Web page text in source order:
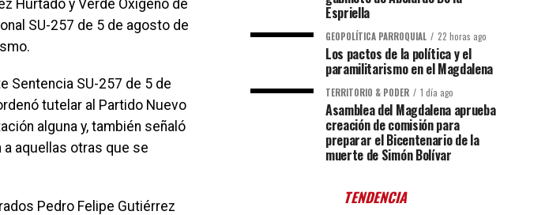
Hurtado y Verde Oxígeno de
SU-257 de 5 de agosto de
Sentencia SU-257 de 5 de
tutelar al Partido Nuevo
alguna y, también señaló
aquellas otras que se
Pedro Felipe Gutiérrez
Espriella
GEOPOLÍTICA PARROQUIAL 22 horas ago
Los pactos de la política y el
paramilitarismo en el Magdalena
TERRITORIO & PODER 1 día ago
Asamblea del Magdalena aprueba
creación de comisión para
preparar el Bicentenario de la
muerte de Simón Bolívar
TENDENCIA